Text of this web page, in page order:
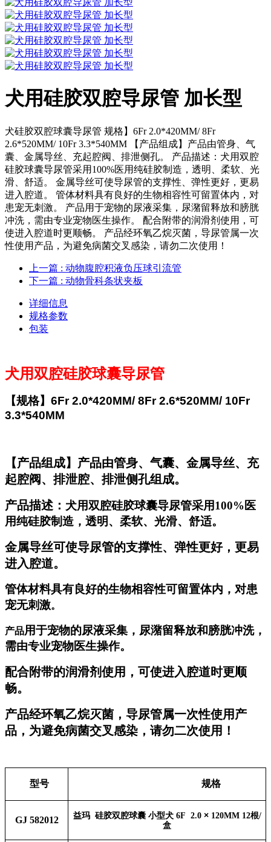
犬用硅胶双腔导尿管 加长型
犬硅胶双腔球囊导尿管 规格】6Fr 2.0*420MM/ 8Fr
2.6*520MM/ 10Fr 3.3*540MM 【产品组成】产品由管身、气
囊、金属导丝、充起腔阀、排泄侧孔。 产品描述：犬用双腔
硅胶球囊导尿管采用100%医用纯硅胶制造，透明、柔软、光
滑、舒适。 金属导丝可使导尿管的支撑性、弹性更好，更易
进入腔道。 管体材料具有良好的生物相容性可留置体内，对
患宠无刺激。 产品用于宠物的尿液采集，尿潴留释放和膀胱
冲洗，需由专业宠物医生操作。 配合附带的润滑剂使用，可
使进入腔道时更顺畅。 产品经环氧乙烷灭菌，导尿管属一次
性使用产品，为避免病菌交叉感染，请勿二次使用！
上一篇 : 动物腹腔积液负压球引流管
下一篇 : 动物骨科条状夹板
详细信息
规格参数
包装
犬用双腔硅胶球囊导尿管
【规格】6Fr 2.0*420MM/ 8Fr 2.6*520MM/ 10Fr
3.3*540MM
【产品组成】产品由管身、气囊、金属导丝、充
起腔阀、排泄腔、排泄侧孔组成。
产品描述： 犬用双腔硅胶球囊导尿管采用100%医
用纯硅胶制造，透明、柔软、光滑、舒适。
金属导丝可使导尿管的支撑性、弹性更好，更易
进入腔道。
管体材料具有良好的生物相容性可留置体内，对患
宠无刺激。
产品用于宠物的尿液采集，尿潴留释放和膀胱冲洗，
需由专业宠物医生操作。
配合附带的润滑剂使用，可使进入腔道时更顺
畅。
产品经环氧乙烷灭菌，导尿管属一次性使用产
品，为避免病菌交叉感染，请勿二次使用！
型号 规格
GJ 582012 益玛 硅胶双腔球囊小型犬 6F 2.0 ×120MM 12根/
盒